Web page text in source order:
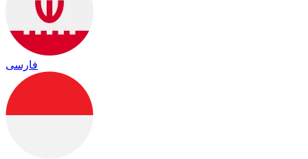
فارسی